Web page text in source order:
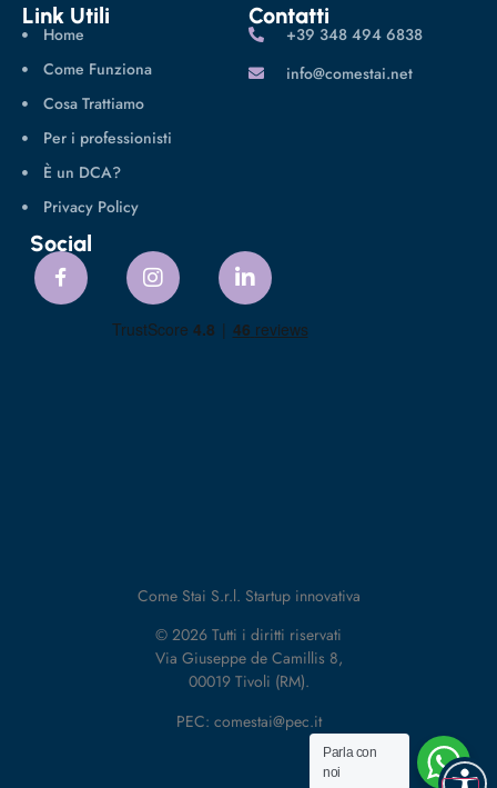
Link Utili
Home
Come Funziona
Cosa Trattiamo
Per i professionisti
È un DCA?
Privacy Policy
Contatti
‪+39 348 494 6838
info@comestai.net
Social
Come Stai S.r.l. Startup innovativa
© 2026 Tutti i diritti riservati
Via Giuseppe de Camillis 8,
00019 Tivoli (RM).
PEC: comestai@pec.it
Parla con
noi